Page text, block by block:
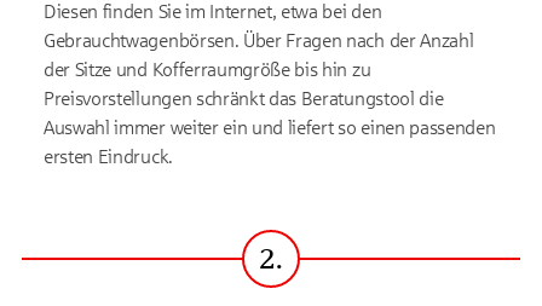
Diesen finden Sie im Internet, etwa bei den
Gebrauchtwagenbörsen. Über Fragen nach der Anzahl
der Sitze und Kofferraumgröße bis hin zu
Preisvorstellungen schränkt das Beratungstool die
Auswahl immer weiter ein und liefert so einen passenden
ersten Eindruck.
Schritt
2.